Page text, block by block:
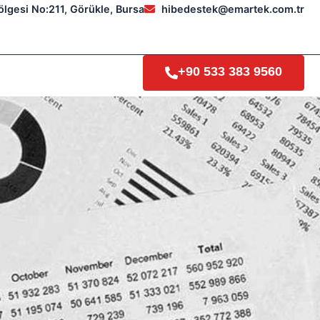
No:211, Görükle, Bursa hibedestek@emartek.com.tr
+90 533 383 9560